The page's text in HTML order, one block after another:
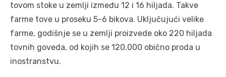
tovom stoke u zemlji između 12 i 16 hiljada. Takve
farme tove u proseku 5-6 bikova. Uključujući velike
farme, godišnje se u zemlji proizvede oko 220 hiljada
tovnih goveda, od kojih se 120.000 obično proda u
inostranstvu.